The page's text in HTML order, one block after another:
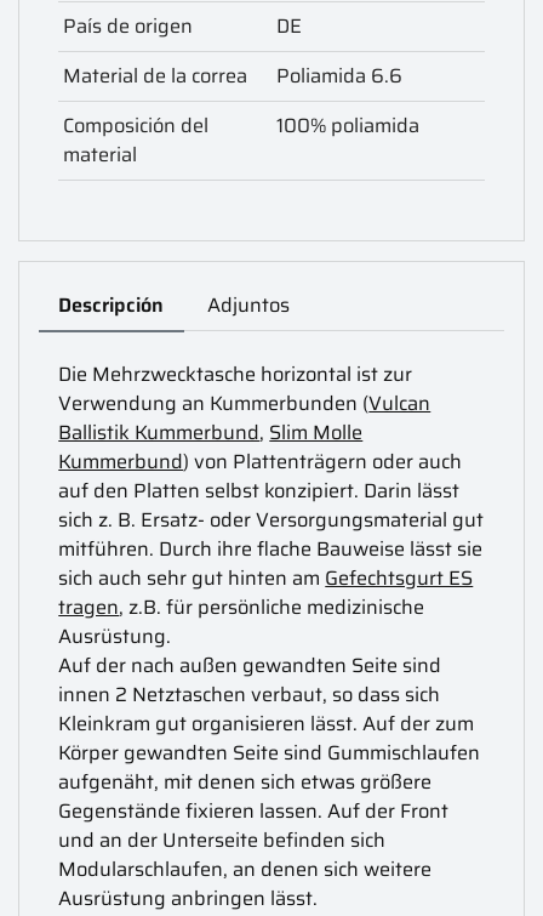
País de origen
DE
Material de la correa
Poliamida 6.6
Composición del
material
100% poliamida
Descripción Adjuntos
Die Mehrzwecktasche horizontal ist zur
Verwendung an Kummerbunden (Vulcan
Ballistik Kummerbund,Slim Molle
Kummerbund) von Plattenträgern oder auch
auf den Platten selbst konzipiert. Darin lässt
sich z. B. Ersatz- oder Versorgungsmaterial gut
mitführen. Durch ihre flache Bauweise lässt sie
sich auch sehr gut hinten amGefechtsgurt ES
tragen, z.B. für persönliche medizinische
Ausrüstung.
Auf der nach außen gewandten Seite sind
innen 2 Netztaschen verbaut, so dass sich
Kleinkram gut organisieren lässt. Auf der zum
Körper gewandten Seite sind Gummischlaufen
aufgenäht, mit denen sich etwas größere
Gegenstände fixieren lassen. Auf der Front
und an der Unterseite befinden sich
Modularschlaufen, an denen sich weitere
Ausrüstung anbringen lässt.